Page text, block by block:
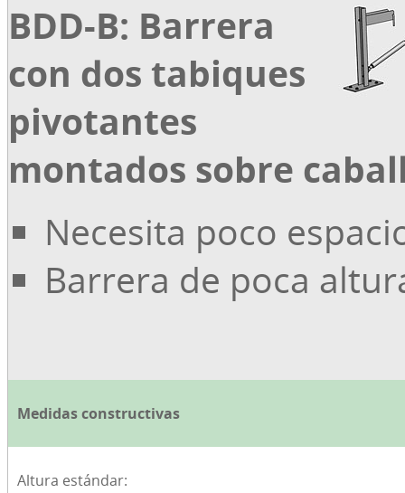
BDD-B: Barrera
con dos tabiques
pivotantes
montados sobre
Necesita poco
Barrera de poca
Medidas constructivas
Altura estándar: